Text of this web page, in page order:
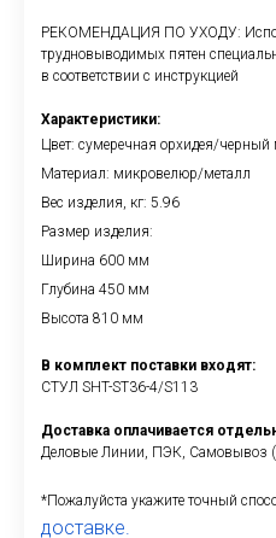
РЕКОМЕНДАЦИЯ ПО УХОДУ:
трудновыводимых пятен
в соответствии с инструкцией
Характеристики:
Цвет: сумеречная орхидея/черный
Материал: микровелюр/металл
Вес изделия, кг: 5.96
Размер изделия:
Ширина 600 мм
Глубина 450 мм
Высота 810 мм
В комплект поставки входят:
СТУЛ SHT-ST36-4/S113
Доставка оплачивается
Деловые Линии, ПЭК, Самовывоз
*Пожалуйста укажите точный
доставке.